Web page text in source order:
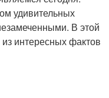
удивительных
В этой
интересных фактов